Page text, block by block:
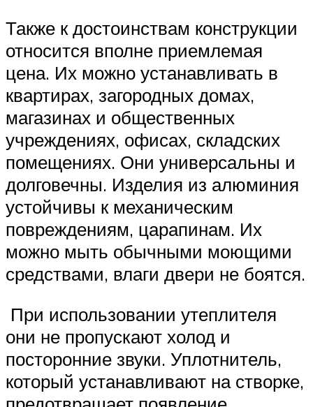
Также к достоинствам конструкции
относится вполне приемлемая
цена. Их можно устанавливать в
квартирах, загородных домах,
магазинах и общественных
учреждениях, офисах, складских
помещениях. Они универсальны и
долговечны. Изделия из алюминия
устойчивы к механическим
повреждениям, царапинам. Их
можно мыть обычными моющими
средствами, влаги двери не боятся.
При использовании утеплителя
они не пропускают холод и
посторонние звуки. Уплотнитель,
который устанавливают на створке,